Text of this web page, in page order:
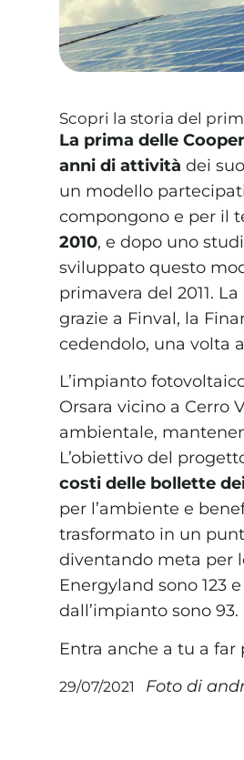
Scopri la storia del
La prima delle
anni di attività dei
un modello
compongono e per il
2010, e dopo uno
sviluppato questo
primavera del 2011.
grazie a Finval, la
cedendolo, una volta
L’impianto
Orsara vicino a Cerro
ambientale,
L’obiettivo del
costi delle bollette
per l’ambiente e
trasformato in un
diventando meta per
Energyland sono 123
dall’impianto sono 93.
Entra anche a tu a
29/07/2021 Foto di